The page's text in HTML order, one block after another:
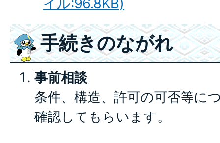
イル:96.8KB)
手続きのながれ
事前相談
条件、構造、許可の可否等に
確認してもらいます。